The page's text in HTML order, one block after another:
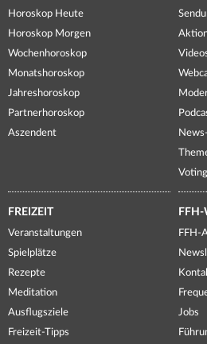
Horoskop Heute
Horoskop Morgen
Wochenhoroskop
Monatshoroskop
Jahreshoroskop
Partnerhoroskop
Aszendent
Voting
FREIZEIT
Veranstaltungen
Spielplätze
Rezepte
Meditation
Ausflugsziele
Freizeit-Tipps
FFH-
FFH-
Jobs